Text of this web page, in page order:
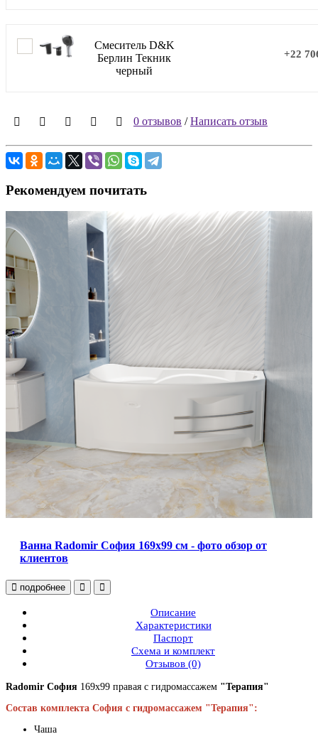
Смеситель D&K
Берлин Текник
черный
+22
0 отзывов /Написать отзыв
Рекомендуем почитать
Ванна Radomir София 169x99 см - фото обзор от
клиентов
подробнее
Описание
Характеристики
Паспорт
Схема и комплект
Отзывов (0)
Radomir София 169x99 правая с гидромассажем "Терапия"
Состав комплекта София с гидромассажем "Терапия":
Чаша